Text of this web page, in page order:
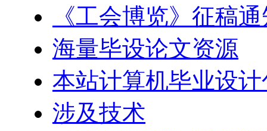
《工会博览》征稿
海量毕设论文资源
本站计算机毕业设
涉及技术